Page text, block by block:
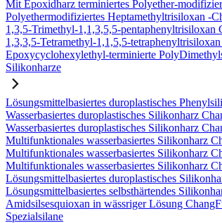
Mit Epoxidharz terminiertes Polyether-
Polyethermodifiziertes Heptamethyltrisiloxan -
1,3,5-Trimethyl-1,1,3,5,5-pentaphenyltrisiloxan
1,3,3,5-Tetramethyl-1,1,5,5-
Epoxycyclohexylethyl-terminierte
Silikonharze
Lösungsmittelbasiertes duroplastisches
Wasserbasiertes duroplastisches Silikonharz
Wasserbasiertes duroplastisches Silikonharz
Multifunktionales wasserbasiertes Silikonharz
Multifunktionales wasserbasiertes Silikonharz
Multifunktionales wasserbasiertes Silikonharz
Lösungsmittelbasiertes duroplastisches
Lösungsmittelbasiertes selbsthärtendes
Amidsilsesquioxan in wässriger Lösung
Spezialsilane